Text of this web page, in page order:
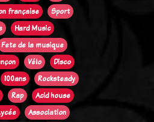
française
Sport
Hard Music
Fete de la musique
Vélo
Disco
100ans
Rocksteady
Rap
Acid house
Association